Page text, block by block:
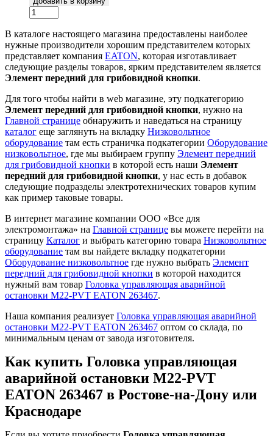
В каталоге настоящего магазина предоставлены наиболее
нужные производители хорошим представителем которых
представляет компания EATON, которая изготавливает
следующие разделы товаров, ярким представителем является
Элемент передний для грибовидной кнопки.
Для того чтобы найти в web магазине, эту подкатегорию
Элемент передний для грибовидной кнопки, нужно на
Главной странице обнаружить и наведаться на страницу
каталог еще заглянуть на вкладку Низковольтное
оборудование там есть страничка подкатегории Оборудование
низковольтное, где мы выбираем группу Элемент передний
для грибовидной кнопки в которой есть наши Элемент
передний для грибовидной кнопки, у нас есть в добавок
следующие подразделы электротехнических товаров купим
как пример таковые товары.
В интернет магазине компании ООО «Все для
электромонтажа» на Главной странице вы можете перейти на
страницу Каталог и выбрать категорию товара Низковольтное
оборудование там вы найдете вкладку подкатегории
Оборудование низковольтное где нужно выбрать Элемент
передний для грибовидной кнопки в которой находится
нужный вам товар Головка управляющая аварийной
остановки M22-PVT EATON 263467.
Наша компания реализует Головка управляющая аварийной
остановки M22-PVT EATON 263467 оптом со склада, по
минимальным ценам от завода изготовителя.
Как купить Головка управляющая
аварийной остановки M22-PVT
EATON 263467 в Ростове-на-Дону или
Краснодаре